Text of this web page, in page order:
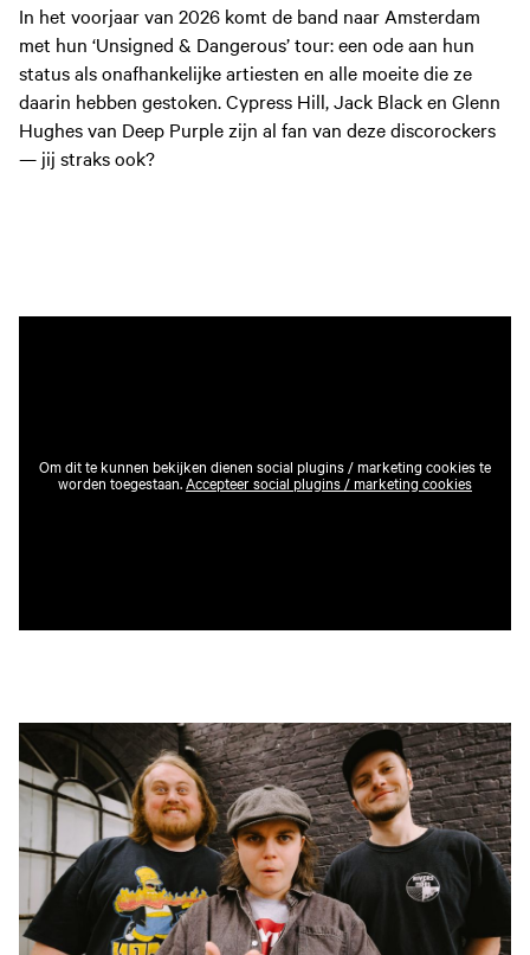
In het voorjaar van 2026 komt de band naar Amsterdam
met hun ‘Unsigned & Dangerous’ tour: een ode aan hun
status als onafhankelijke artiesten en alle moeite die ze
daarin hebben gestoken. Cypress Hill, Jack Black en Glenn
Hughes van Deep Purple zijn al fan van deze discorockers
— jij straks ook?
Om dit te kunnen bekijken dienen social plugins / marketing cookies te
worden toegestaan.Accepteer social plugins / marketing cookies